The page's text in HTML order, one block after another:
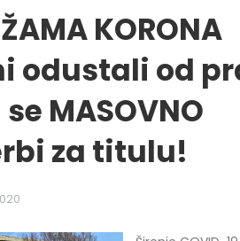
KORONA
odustali od
MASOVNO
za titulu!